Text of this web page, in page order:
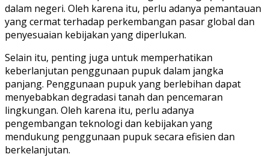
dalam negeri. Oleh karena itu, perlu adanya pemantauan
yang cermat terhadap perkembangan pasar global dan
penyesuaian kebijakan yang diperlukan.
Selain itu, penting juga untuk memperhatikan
keberlanjutan penggunaan pupuk dalam jangka
panjang. Penggunaan pupuk yang berlebihan dapat
menyebabkan degradasi tanah dan pencemaran
lingkungan. Oleh karena itu, perlu adanya
pengembangan teknologi dan kebijakan yang
mendukung penggunaan pupuk secara efisien dan
berkelanjutan.